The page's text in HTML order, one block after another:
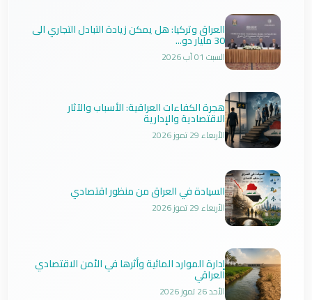
العراق وتركيا: هل يمكن زيادة التبادل التجاري الى
30 مليار دو...
السبت 01 آب 2026
هجرة الكفاءات العراقية: الأسباب والآثار
الاقتصادية والإدارية
الأربعاء 29 تموز 2026
السيادة في العراق من منظور اقتصادي
الأربعاء 29 تموز 2026
إدارة الموارد المائية وأثرها في الأمن الاقتصادي
العراقي
الأحد 26 تموز 2026